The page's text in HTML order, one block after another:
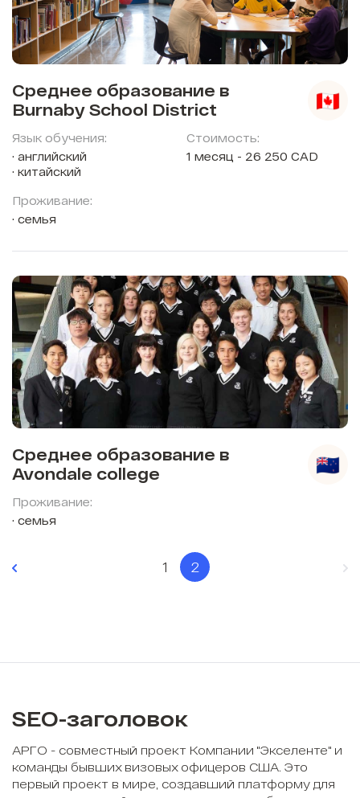
Среднее образование в
Burnaby School District
Язык обучения:
английский
китайский
Проживание:
семья
Стоимость:
1 месяц - 26 250 CAD
Среднее образование в
Avondale college
Проживание:
семья
1 2
SEO-заголовок
АРГО - совместный проект Компании "Экселенте" и
команды бывших визовых офицеров США. Это
первый проект в мире, создавший платформу для